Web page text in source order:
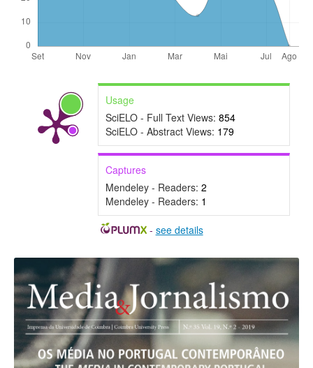
Usage
SciELO - Full Text Views: 854
SciELO - Abstract Views: 179
Captures
Mendeley - Readers: 2
Mendeley - Readers: 1
- see details